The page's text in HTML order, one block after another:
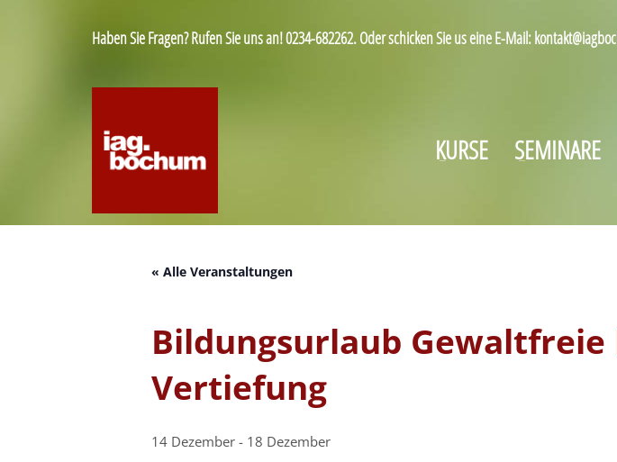
Haben Sie Fragen? Rufen Sie uns an! 0234-682262. Oder schicken Sie us eine E-Mail:
KURSE SEMINARE
« Alle Veranstaltungen
Bildungsurlaub
Vertiefung
14 Dezember - 18 Dezember